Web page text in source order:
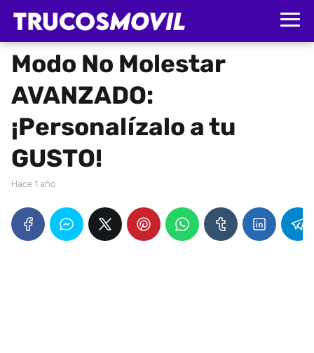
Modo No Molestar
AVANZADO:
¡Personalízalo a tu
GUSTO!
hace 1 año